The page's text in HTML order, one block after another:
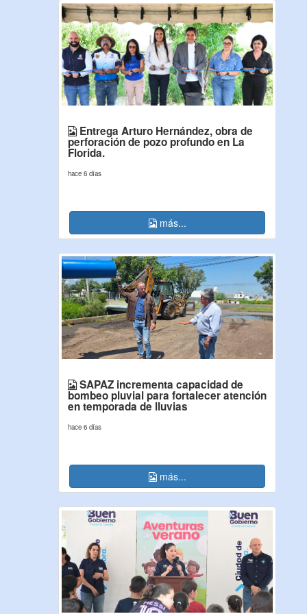
Entrega Arturo Hernández, obra de
perforación de pozo profundo en La
Florida.
hace 6 días
más...
SAPAZ incrementa capacidad de
bombeo pluvial para fortalecer atención
en temporada de lluvias
hace 6 días
más...